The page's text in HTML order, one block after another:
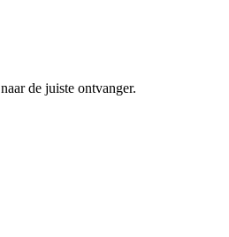
de juiste ontvanger.